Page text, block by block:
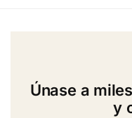
Únase a
y